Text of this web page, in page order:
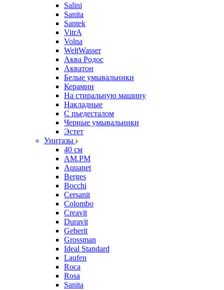
Salini
Sanita
Santek
VitrA
Volna
WeltWasser
Аква Родос
Акватон
Белые умывальники
Керамин
На стиральную машину
Накладные
С пьедесталом
Черные умывальники
Эстет
Унитазы
40 см
AM.PM
Aquanet
Berges
Bocchi
Cersanit
Colombo
Creavit
Duravit
Geberit
Grossman
Ideal Standard
Laufen
Roca
Rosa
Sanita